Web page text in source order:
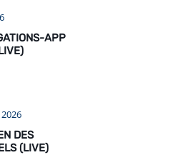
APP
DES
(LIVE)